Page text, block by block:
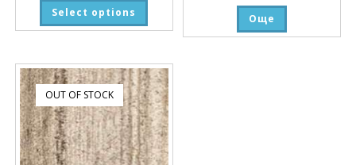
Select options
Още
OUT OF STOCK